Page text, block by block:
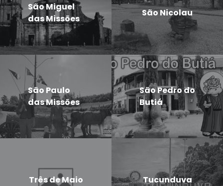
São Miguel
das Missões
São Nicolau
São Paulo
das Missões
São Pedro do
Butiá
Três de Maio Tucunduva